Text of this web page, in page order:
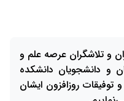
و تلاشگران عرصه علم و
و دانشجویان دانشکده
روزافزون ایشان